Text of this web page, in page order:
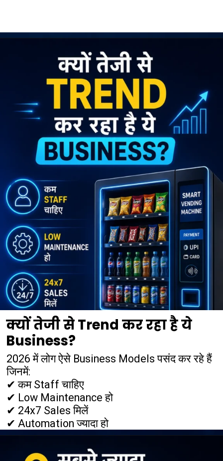
क्यों तेजी से Trend कर रहा है ये
Business?
2026 में लोग ऐसे Business Models पसंद कर रहे हैं
जिनमें:
✔ कम Staff चाहिए
✔ Low Maintenance हो
✔ 24x7 Sales मिलें
✔ Automation ज्यादा हो